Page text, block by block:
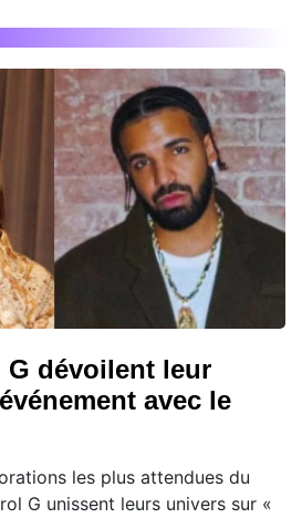
G dévoilent leur
avec le
les plus attendues du
G unissent leurs univers sur «